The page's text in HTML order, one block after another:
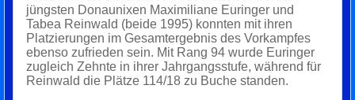
jüngsten Donaunixen Maximiliane Euringer und
Tabea Reinwald (beide 1995) konnten mit ihren
Platzierungen im Gesamtergebnis des Vorkampfes
ebenso zufrieden sein. Mit Rang 94 wurde Euringer
zugleich Zehnte in ihrer Jahrgangsstufe, während für
Reinwald die Plätze 114/18 zu Buche standen.